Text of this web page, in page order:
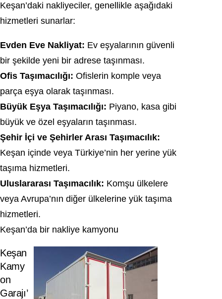
Keşan’daki nakliyeciler, genellikle aşağıdaki
hizmetleri sunarlar:
Evden Eve Nakliyat: Ev eşyalarının güvenli
bir şekilde yeni bir adrese taşınması.
Ofis Taşımacılığı: Ofislerin komple veya
parça eşya olarak taşınması.
Büyük Eşya Taşımacılığı: Piyano, kasa gibi
büyük ve özel eşyaların taşınması.
Şehir İçi ve Şehirler Arası Taşımacılık:
Keşan içinde veya Türkiye’nin her yerine yük
taşıma hizmetleri.
Uluslararası Taşımacılık: Komşu ülkelere
veya Avrupa’nın diğer ülkelerine yük taşıma
hizmetleri.
Keşan’da bir nakliye kamyonu
Keşan
Kamy
on
Garajı’